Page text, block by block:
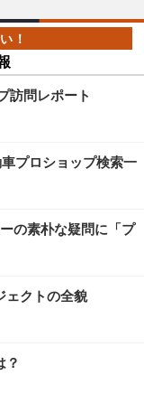
訪問レポート
プロショップ検索一
の素朴な疑問に「プ
ェクトの全貌
？